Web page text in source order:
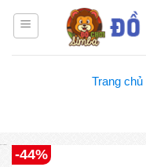
Trang chủ
-44%